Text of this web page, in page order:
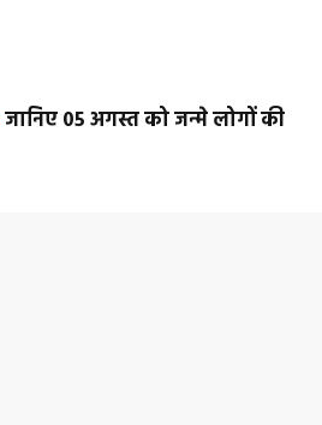
जानिए 05 अगस्त को जन्मे लोगों की